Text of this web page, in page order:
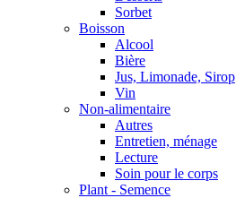
Sorbet
Boisson
Alcool
Bière
Jus, Limonade, Sirop
Vin
Non-alimentaire
Autres
Entretien, ménage
Lecture
Soin pour le corps
Plant - Semence